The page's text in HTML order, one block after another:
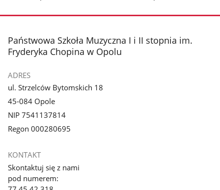
stopka
Państwowa Szkoła Muzyczna I i II stopnia im.
Fryderyka Chopina w Opolu
ADRES
ul. Strzelców Bytomskich 18
45-084 Opole
NIP 7541137814
Regon 000280695
KONTAKT
Skontaktuj się z nami
pod numerem: